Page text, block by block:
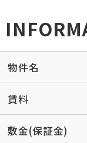
物件名
賃料
敷金(保証金)